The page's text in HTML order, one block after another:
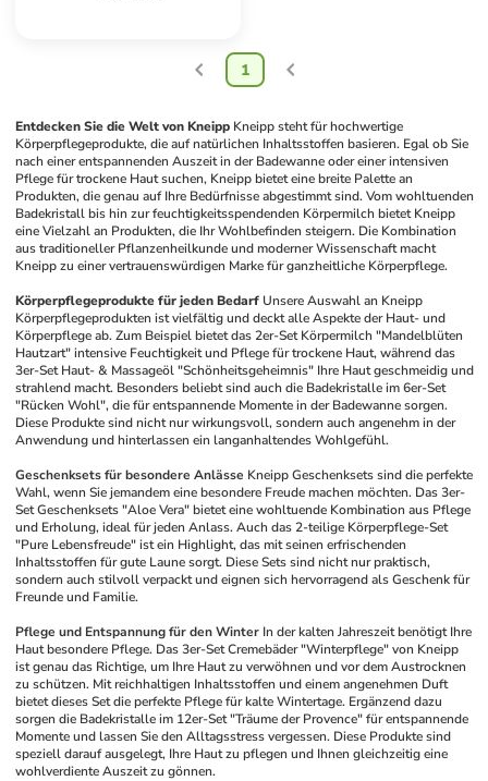
1
Entdecken Sie die Welt von Kneipp Kneipp steht für hochwertige
Körperpflegeprodukte, die auf natürlichen Inhaltsstoffen basieren. Egal ob Sie
nach einer entspannenden Auszeit in der Badewanne oder einer intensiven
Pflege für trockene Haut suchen, Kneipp bietet eine breite Palette an
Produkten, die genau auf Ihre Bedürfnisse abgestimmt sind. Vom wohltuenden
Badekristall bis hin zur feuchtigkeitsspendenden Körpermilch bietet Kneipp
eine Vielzahl an Produkten, die Ihr Wohlbefinden steigern. Die Kombination
aus traditioneller Pflanzenheilkunde und moderner Wissenschaft macht
Kneipp zu einer vertrauenswürdigen Marke für ganzheitliche Körperpflege.
Körperpflegeprodukte für jeden Bedarf Unsere Auswahl an Kneipp
Körperpflegeprodukten ist vielfältig und deckt alle Aspekte der Haut- und
Körperpflege ab. Zum Beispiel bietet das 2er-Set Körpermilch "Mandelblüten
Hautzart" intensive Feuchtigkeit und Pflege für trockene Haut, während das
3er-Set Haut- & Massageöl "Schönheitsgeheimnis" Ihre Haut geschmeidig und
strahlend macht. Besonders beliebt sind auch die Badekristalle im 6er-Set
"Rücken Wohl", die für entspannende Momente in der Badewanne sorgen.
Diese Produkte sind nicht nur wirkungsvoll, sondern auch angenehm in der
Anwendung und hinterlassen ein langanhaltendes Wohlgefühl.
Geschenksets für besondere Anlässe Kneipp Geschenksets sind die perfekte
Wahl, wenn Sie jemandem eine besondere Freude machen möchten. Das 3er-
Set Geschenksets "Aloe Vera" bietet eine wohltuende Kombination aus Pflege
und Erholung, ideal für jeden Anlass. Auch das 2-teilige Körperpflege-Set
"Pure Lebensfreude" ist ein Highlight, das mit seinen erfrischenden
Inhaltsstoffen für gute Laune sorgt. Diese Sets sind nicht nur praktisch,
sondern auch stilvoll verpackt und eignen sich hervorragend als Geschenk für
Freunde und Familie.
Pflege und Entspannung für den Winter In der kalten Jahreszeit benötigt Ihre
Haut besondere Pflege. Das 3er-Set Cremebäder "Winterpflege" von Kneipp
ist genau das Richtige, um Ihre Haut zu verwöhnen und vor dem Austrocknen
zu schützen. Mit reichhaltigen Inhaltsstoffen und einem angenehmen Duft
bietet dieses Set die perfekte Pflege für kalte Wintertage. Ergänzend dazu
sorgen die Badekristalle im 12er-Set "Träume der Provence" für entspannende
Momente und lassen Sie den Alltagsstress vergessen. Diese Produkte sind
speziell darauf ausgelegt, Ihre Haut zu pflegen und Ihnen gleichzeitig eine
wohlverdiente Auszeit zu gönnen.